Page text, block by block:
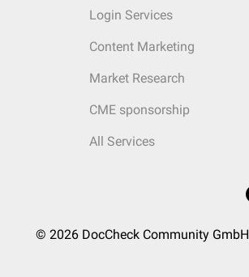
Login Services
Content Marketing
Market Research
CME sponsorship
All Services
© 2026 DocCheck Community GmbH